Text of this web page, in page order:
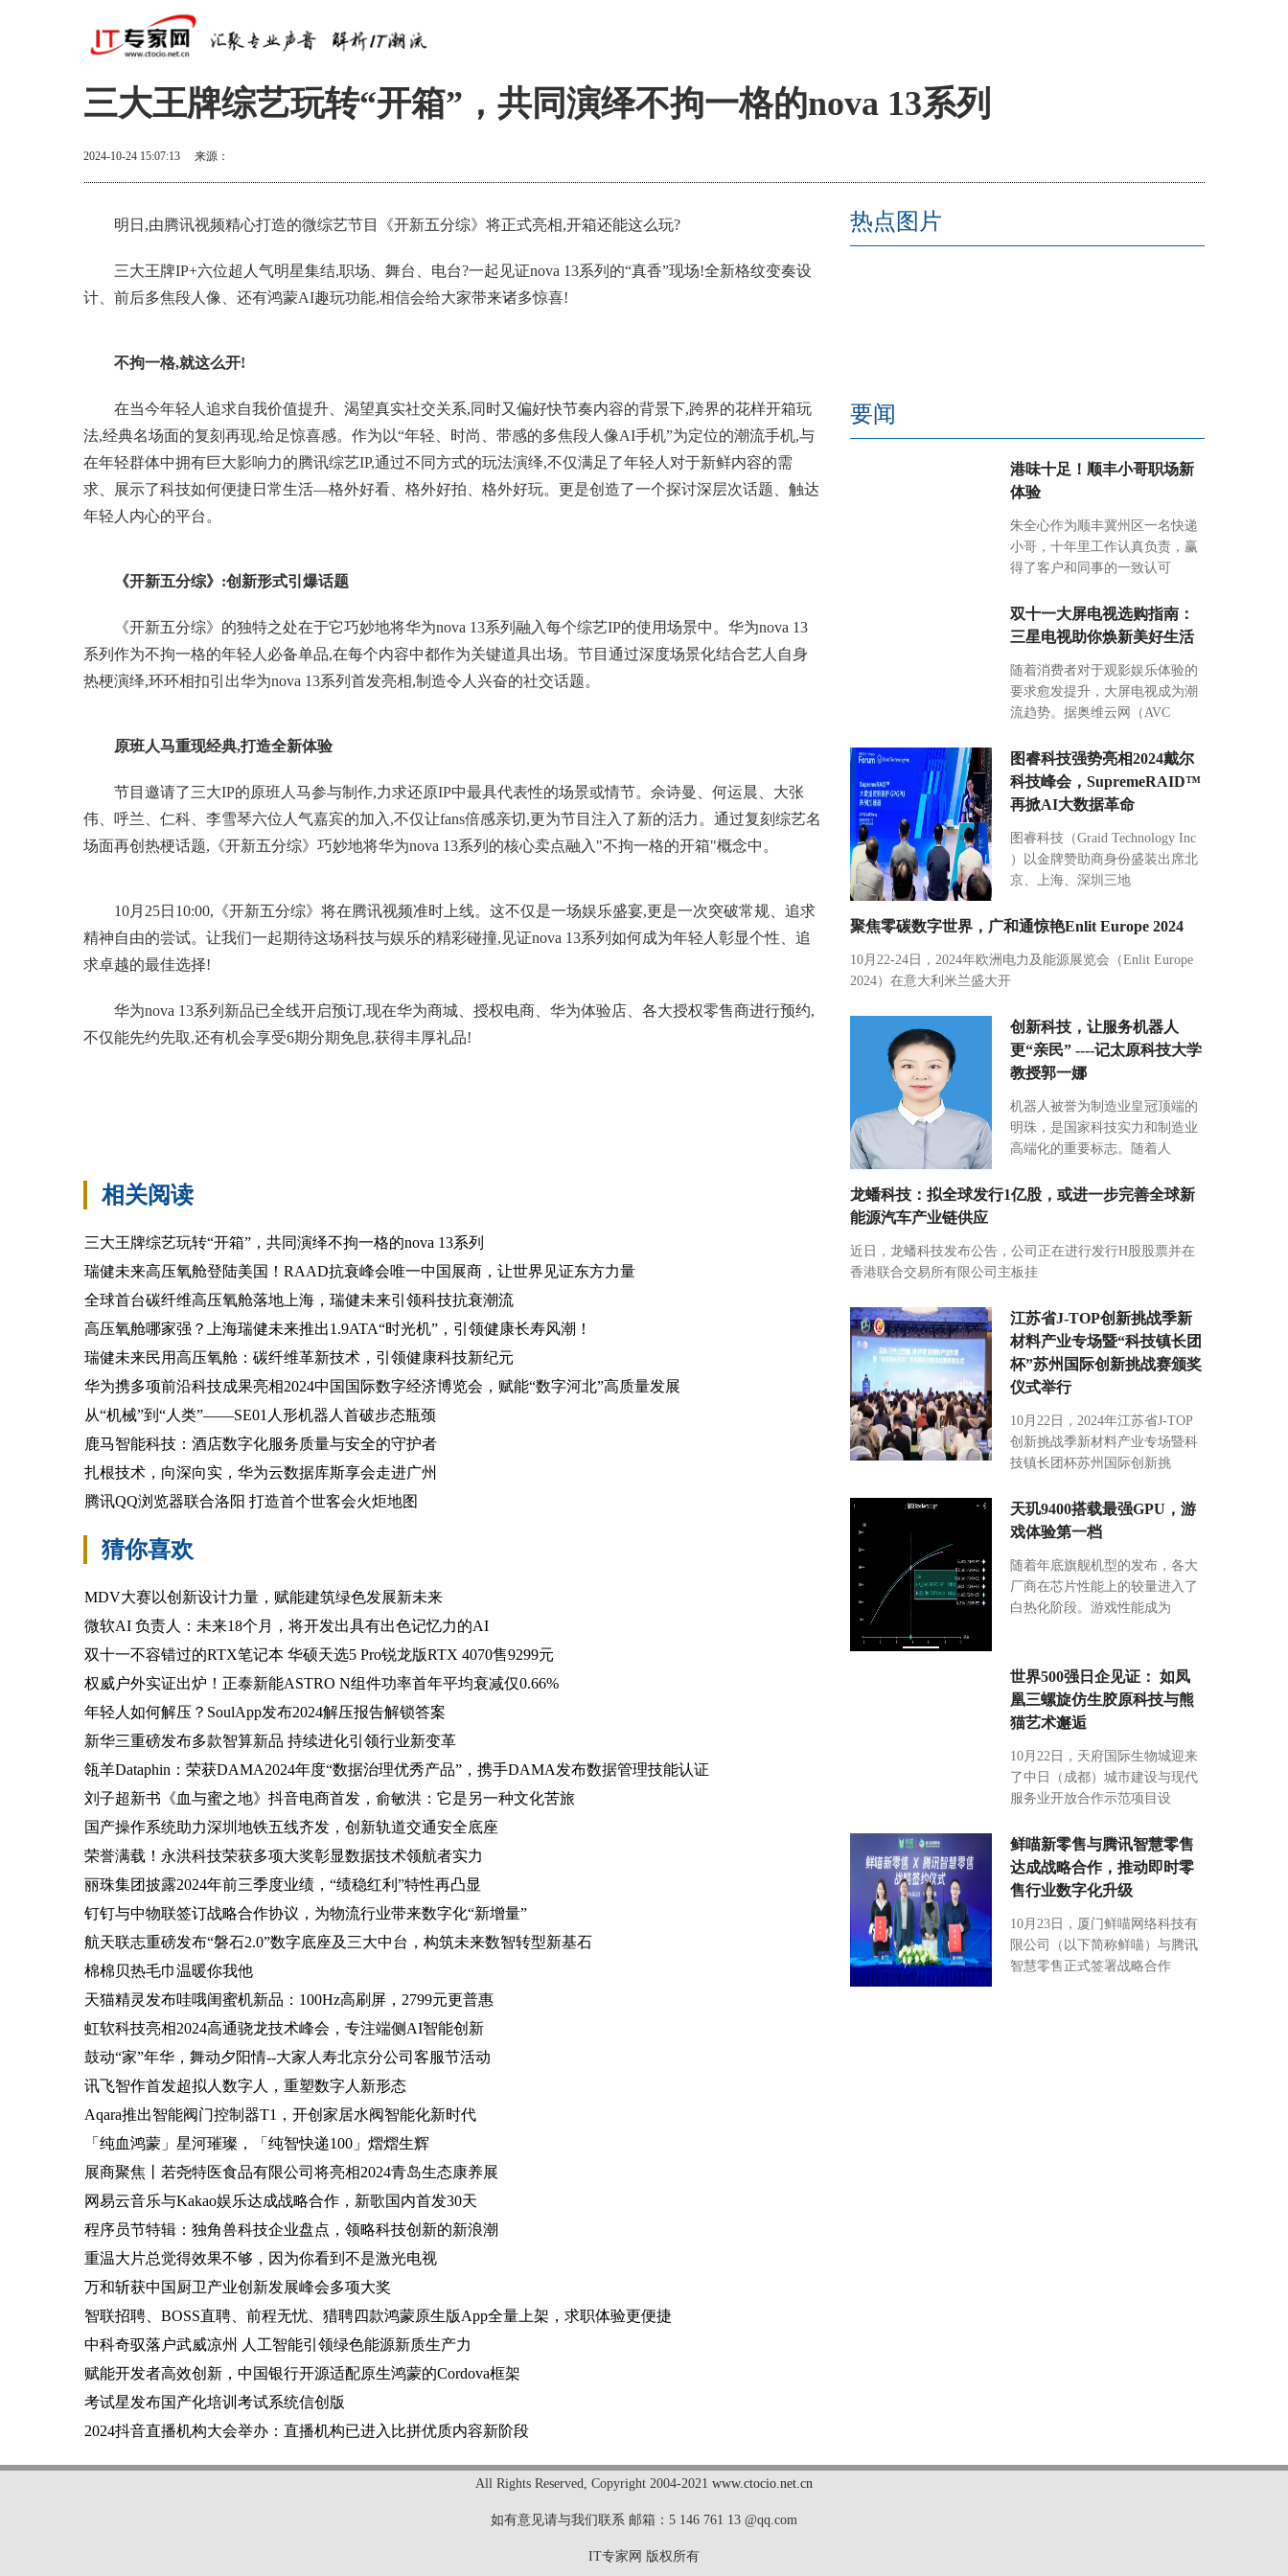
三大王牌综艺玩转“开箱”，共同演绎不拘一格的nova 13系列
2024-10-24 15:07:13 来源：
明日,由腾讯视频精心打造的微综艺节目《开新五分综》将正式亮相,开箱还能这么玩?
三大王牌IP+六位超人气明星集结,职场、舞台、电台?一起见证nova 13系列的“真香”现场!全新格纹变奏设
计、前后多焦段人像、还有鸿蒙AI趣玩功能,相信会给大家带来诸多惊喜!
不拘一格,就这么开!
在当今年轻人追求自我价值提升、渴望真实社交关系,同时又偏好快节奏内容的背景下,跨界的花样开箱玩
法,经典名场面的复刻再现,给足惊喜感。作为以“年轻、时尚、带感的多焦段人像AI手机”为定位的潮流手机,与
在年轻群体中拥有巨大影响力的腾讯综艺IP,通过不同方式的玩法演绎,不仅满足了年轻人对于新鲜内容的需
求、展示了科技如何便捷日常生活—格外好看、格外好拍、格外好玩。更是创造了一个探讨深层次话题、触达
年轻人内心的平台。
《开新五分综》 :创新形式引爆话题
《开新五分综》的独特之处在于它巧妙地将华为nova 13系列融入每个综艺IP的使用场景中。华为nova 13
系列作为不拘一格的年轻人必备单品,在每个内容中都作为关键道具出场。节目通过深度场景化结合艺人自身
热梗演绎,环环相扣引出华为nova 13系列首发亮相,制造令人兴奋的社交话题。
原班人马重现经典,打造全新体验
节目邀请了三大IP的原班人马参与制作,力求还原IP中最具代表性的场景或情节。佘诗曼、何运晨、大张
伟、呼兰、仁科、李雪琴六位人气嘉宾的加入,不仅让fans倍感亲切,更为节目注入了新的活力。通过复刻综艺名
场面再创热梗话题,《开新五分综》巧妙地将华为nova 13系列的核心卖点融入"不拘一格的开箱"概念中。
10月25日10:00,《开新五分综》将在腾讯视频准时上线。这不仅是一场娱乐盛宴,更是一次突破常规、追求
精神自由的尝试。让我们一起期待这场科技与娱乐的精彩碰撞,见证nova 13系列如何成为年轻人彰显个性、追
求卓越的最佳选择!
华为nova 13系列新品已全线开启预订,现在华为商城、授权电商、华为体验店、各大授权零售商进行预约,
不仅能先约先取,还有机会享受6期分期免息,获得丰厚礼品!
相关阅读
三大王牌综艺玩转“开箱”，共同演绎不拘一格的nova 13系列
瑞健未来高压氧舱登陆美国！RAAD抗衰峰会唯一中国展商，让世界见证东方力量
全球首台碳纤维高压氧舱落地上海，瑞健未来引领科技抗衰潮流
高压氧舱哪家强？上海瑞健未来推出1.9ATA“时光机”，引领健康长寿风潮！
瑞健未来民用高压氧舱：碳纤维革新技术，引领健康科技新纪元
华为携多项前沿科技成果亮相2024中国国际数字经济博览会，赋能“数字河北”高质量发展
从“机械”到“人类”——SE01人形机器人首破步态瓶颈
鹿马智能科技：酒店数字化服务质量与安全的守护者
扎根技术，向深向实，华为云数据库斯享会走进广州
腾讯QQ浏览器联合洛阳 打造首个世客会火炬地图
猜你喜欢
MDV大赛以创新设计力量，赋能建筑绿色发展新未来
微软AI 负责人：未来18个月，将开发出具有出色记忆力的AI
双十一不容错过的RTX笔记本 华硕天选5 Pro锐龙版RTX 4070售9299元
权威户外实证出炉！正泰新能ASTRO N组件功率首年平均衰减仅0.66%
年轻人如何解压？SoulApp发布2024解压报告解锁答案
新华三重磅发布多款智算新品 持续进化引领行业新变革
瓴羊Dataphin：荣获DAMA2024年度“数据治理优秀产品”，携手DAMA发布数据管理技能认证
刘子超新书《血与蜜之地》抖音电商首发，俞敏洪：它是另一种文化苦旅
国产操作系统助力深圳地铁五线齐发，创新轨道交通安全底座
荣誉满载！永洪科技荣获多项大奖彰显数据技术领航者实力
丽珠集团披露2024年前三季度业绩，“绩稳红利”特性再凸显
钉钉与中物联签订战略合作协议，为物流行业带来数字化“新增量”
航天联志重磅发布“磐石2.0”数字底座及三大中台，构筑未来数智转型新基石
棉棉贝热毛巾温暖你我他
天猫精灵发布哇哦闺蜜机新品：100Hz高刷屏，2799元更普惠
虹软科技亮相2024高通骁龙技术峰会，专注端侧AI智能创新
鼓动“家”年华，舞动夕阳情--大家人寿北京分公司客服节活动
讯飞智作首发超拟人数字人，重塑数字人新形态
Aqara推出智能阀门控制器T1，开创家居水阀智能化新时代
「纯血鸿蒙」星河璀璨，「纯智快递100」熠熠生辉
展商聚焦丨若尧特医食品有限公司将亮相2024青岛生态康养展
网易云音乐与Kakao娱乐达成战略合作，新歌国内首发30天
程序员节特辑：独角兽科技企业盘点，领略科技创新的新浪潮
重温大片总觉得效果不够，因为你看到不是激光电视
万和斩获中国厨卫产业创新发展峰会多项大奖
智联招聘、BOSS直聘、前程无忧、猎聘四款鸿蒙原生版App全量上架，求职体验更便捷
中科奇驭落户武威凉州 人工智能引领绿色能源新质生产力
赋能开发者高效创新，中国银行开源适配原生鸿蒙的Cordova框架
考试星发布国产化培训考试系统信创版
2024抖音直播机构大会举办：直播机构已进入比拼优质内容新阶段
热点图片
要闻
港味十足！顺丰小哥职场新
体验
朱全心作为顺丰冀州区一名快递
小哥，十年里工作认真负责，赢
得了客户和同事的一致认可
双十一大屏电视选购指南：
三星电视助你焕新美好生活
随着消费者对于观影娱乐体验的
要求愈发提升，大屏电视成为潮
流趋势。据奥维云网（AVC
图睿科技强势亮相2024戴尔
科技峰会，SupremeRAID™
再掀AI大数据革命
图睿科技（Graid Technology Inc
）以金牌赞助商身份盛装出席北
京、上海、深圳三地
聚焦零碳数字世界，广和通惊艳Enlit Europe 2024
10月22-24日，2024年欧洲电力及能源展览会（Enlit Europe
2024）在意大利米兰盛大开
创新科技，让服务机器人
更“亲民” ----记太原科技大学
教授郭一娜
机器人被誉为制造业皇冠顶端的
明珠，是国家科技实力和制造业
高端化的重要标志。随着人
龙蟠科技：拟全球发行1亿股，或进一步完善全球新
能源汽车产业链供应
近日，龙蟠科技发布公告，公司正在进行发行H股股票并在
香港联合交易所有限公司主板挂
江苏省J-TOP创新挑战季新
材料产业专场暨“科技镇长团
杯”苏州国际创新挑战赛颁奖
仪式举行
10月22日，2024年江苏省J-TOP
创新挑战季新材料产业专场暨科
技镇长团杯苏州国际创新挑
天玑9400搭载最强GPU，游
戏体验第一档
随着年底旗舰机型的发布，各大
厂商在芯片性能上的较量进入了
白热化阶段。游戏性能成为
世界500强日企见证： 如凤
凰三螺旋仿生胶原科技与熊
猫艺术邂逅
10月22日，天府国际生物城迎来
了中日（成都）城市建设与现代
服务业开放合作示范项目设
鲜喵新零售与腾讯智慧零售
达成战略合作，推动即时零
售行业数字化升级
10月23日，厦门鲜喵网络科技有
限公司（以下简称鲜喵）与腾讯
智慧零售正式签署战略合作
All Rights Reserved Copyright 2004-2021 www.ctocio.net.cn
如有意见请与我们联系 邮箱：5 146 761 13 @qq.com
IT专家网 版权所有